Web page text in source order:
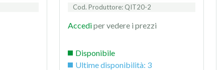
Cod. Produttore: QIT20-2
Accediper vedere i prezzi
Disponibile
Ultime disponibilità: 3